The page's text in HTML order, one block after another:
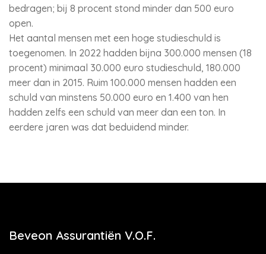
bedragen; bij 8 procent stond minder dan 500 euro
open.
Het aantal mensen met een hoge studieschuld is
toegenomen. In 2022 hadden bijna 300.000 mensen (18
procent) minimaal 30.000 euro studieschuld, 180.000
meer dan in 2015. Ruim 100.000 mensen hadden een
schuld van minstens 50.000 euro en 1.400 van hen
hadden zelfs een schuld van meer dan een ton. In
eerdere jaren was dat beduidend minder.
Beveon Assurantiën V.O.F.